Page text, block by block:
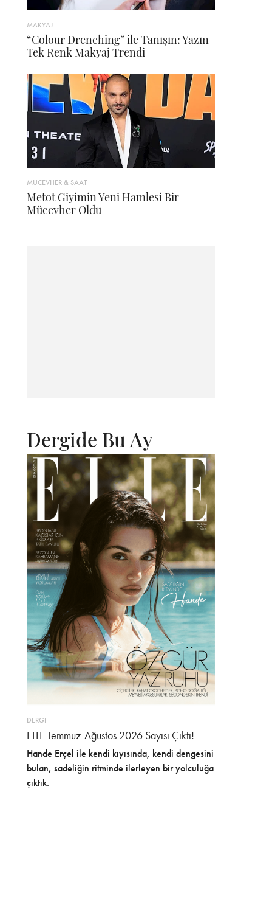
MAKYAJ
“Colour Drenching” ile Tanışın: Yazın
Tek Renk Makyaj Trendi
MÜCEVHER & SAAT
Metot Giyimin Yeni Hamlesi Bir
Mücevher Oldu
Dergide Bu Ay
DERGİ
ELLE Temmuz-Ağustos 2026 Sayısı Çıktı!
Hande Erçel ile kendi kıyısında, kendi dengesini
bulan, sadeliğin ritminde ilerleyen bir yolculuğa
çıktık.